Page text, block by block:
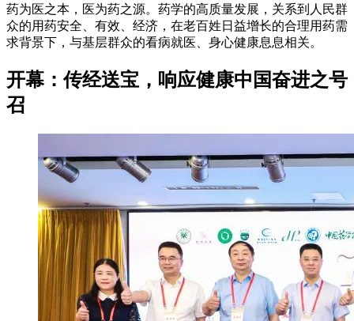
药为医之本，医为药之源。药学的高质量发展，关系到人民群
众的用药安全、有效、经济，在老百姓日益增长的合理用药需
求背景下，与基层群众的看病就医、身心健康息息相关。
开幕：传经送宝，响应健康中国奋进之号
召